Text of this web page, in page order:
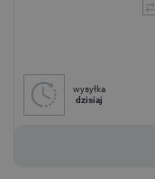
wysyłka
dzisiaj